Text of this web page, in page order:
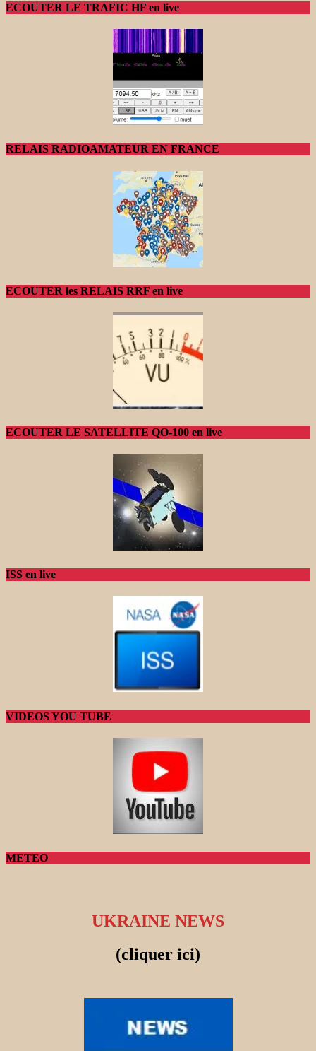
ECOUTER LE TRAFIC HF en live
RELAIS RADIOAMATEUR EN FRANCE
ECOUTER les RELAIS RRF en live
ECOUTER LE SATELLITE QO-100 en live
ISS en live
VIDEOS YOU TUBE
METEO
UKRAINE NEWS
(cliquer ici)